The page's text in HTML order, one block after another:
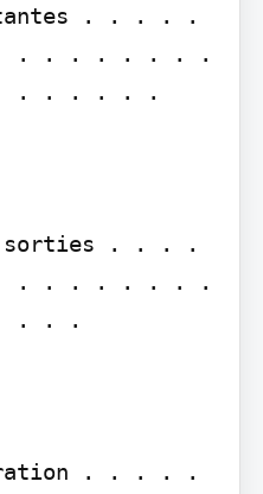
. . . . .
. . . . . . . .
. . . . . .
sorties . . . .
. . . . . . . .
. . .
. . . . .